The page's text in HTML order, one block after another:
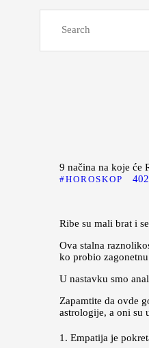
9 načina na koje će
HOROSKOP 402
Ribe su mali brat i
Ova stalna
ko probio
U nastavku smo
Zapamtite da ovde
astrologije, a oni su
1. Empatija je